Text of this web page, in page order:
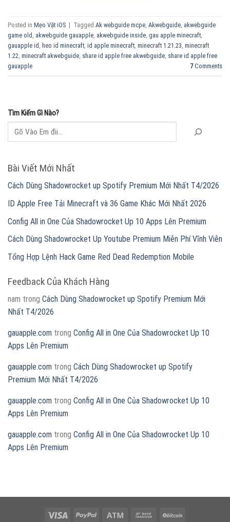
Posted in Mẹo Vặt iOS | Tagged Ak webguide mcpe, Akwebguide, akwebguide
game old , akwebguide gauapple, akwebguide inside, gau apple minecraft,
gauapple id , heo id minecraft, id apple minecraft, minecraft 1.21.23, minecraft
1.22, minecraft akwebguide, share id apple free akwebguide, share id apple free
gauapple
7Comments
Tìm Kiếm Gì Nào?
Bài Viết Mới Nhất
Cách Dùng Shadowrocket up Spotify Premium Mới Nhất T4/2026
ID Apple Free Tải Minecraft và 36 Game Khác Mới Nhất 2026
Config All in One Của Shadowrocket Up 10 Apps Lên Premium
Cách Dùng Shadowrocket Up Youtube Premium Miễn Phí Vĩnh Viễn
Tổng Hợp Lệnh Hack Game Red Dead Redemption Mobile
Feedback Của Khách Hàng
nam trong Cách Dùng Shadowrocket up Spotify Premium Mới
Nhất T4/2026
gauapple.com trong Config All in One Của Shadowrocket Up 10
Apps Lên Premium
gauapple.com trong Cách Dùng Shadowrocket up Spotify
Premium Mới Nhất T4/2026
gauapple.com trong Config All in One Của Shadowrocket Up 10
Apps Lên Premium
gauapple.com trong Config All in One Của Shadowrocket Up 10
Apps Lên Premium